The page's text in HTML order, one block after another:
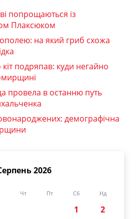
попрощаються із
Плаксюком
на який гриб схожа
подряпав: куди негайно
провела в останню путь
демографічна
2026
Чт Пт Сб Нд
1
2